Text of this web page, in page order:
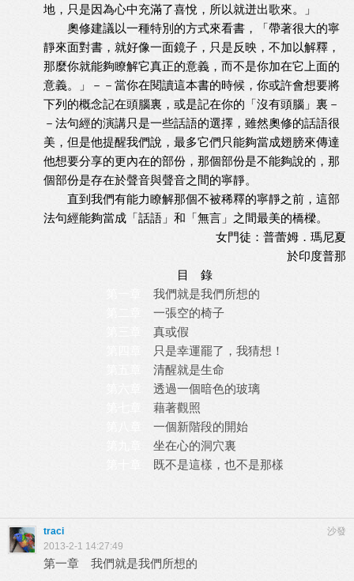
地，只是因為心中充滿了喜悅，所以就迸出歌來。」
奧修建議以一種特別的方式來看書，「帶著很大的寧
靜來面對書，就好像一面鏡子，只是反映，不加以解釋，
那麼你就能夠瞭解它真正的意義，而不是你加在它上面的
意義。」－－當你在閱讀這本書的時候，你或許會想要將
下列的概念記在頭腦裏，或是記在你的「沒有頭腦」裏－
－法句經的演講只是一些話語的選擇，雖然奧修的話語很
美，但是他提醒我們說，最多它們只能夠當成翅膀來傳達
他想要分享的更內在的部份，那個部份是不能夠說的，那
個部份是存在於聲音與聲音之間的寧靜。
直到我們有能力瞭解那個不被稀釋的寧靜之前，這部
法句經能夠當成「話語」和「無言」之間最美的橋樑。
女門徒：普蕾姆．瑪尼夏
於印度普那
目 錄
我們就是我們所想的
一張空的椅子
真或假
只是幸運罷了，我猜想！
清醒就是生命
透過一個暗色的玻璃
藉著觀照
一個新階段的開始
坐在心的洞穴裏
既不是這樣，也不是那樣
沙發
traci
2013-2-1 14:27:49
第一章 我們就是我們所想的